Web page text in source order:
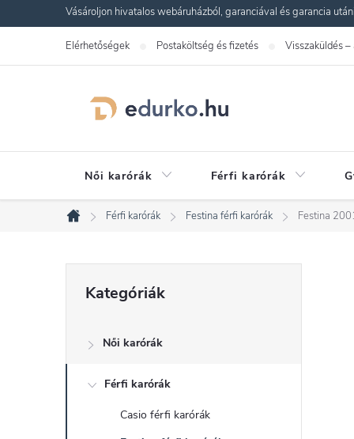
a
Vásároljon hivatalos webáruházból, garanciával és garancia
Elérhetőségek Postaköltség és fizetés Visszaküldés –
Női karórák Férfi karórák
Kezdőlap
Férfi karórák Festina férfi karórák Festina
O
d
átugrása
Kategóriák
Női karórák
Férfi karórák
Casio férfi karórák